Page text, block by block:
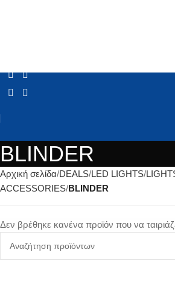
BLINDER
Αρχική σελίδα DEALS LED LIGHTS
ACCESSORIES BLINDER
Δεν βρέθηκε κανένα προϊόν που να